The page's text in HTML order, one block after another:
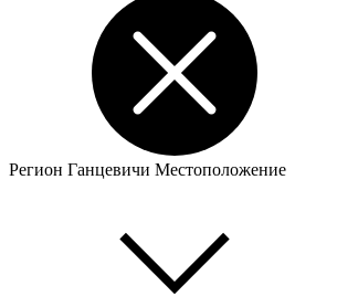
Регион Ганцевичи Местоположение